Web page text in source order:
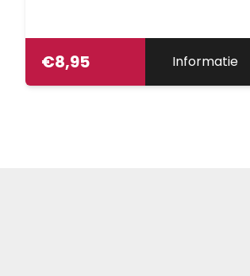
€8,95 Informatie